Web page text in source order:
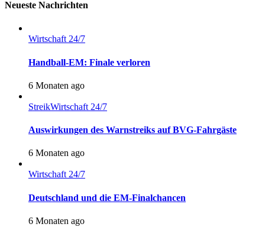
Neueste Nachrichten
Wirtschaft 24/7
Handball-EM: Finale verloren
6 Monaten ago
StreikWirtschaft 24/7
Auswirkungen des Warnstreiks auf BVG-Fahrgäste
6 Monaten ago
Wirtschaft 24/7
Deutschland und die EM-Finalchancen
6 Monaten ago